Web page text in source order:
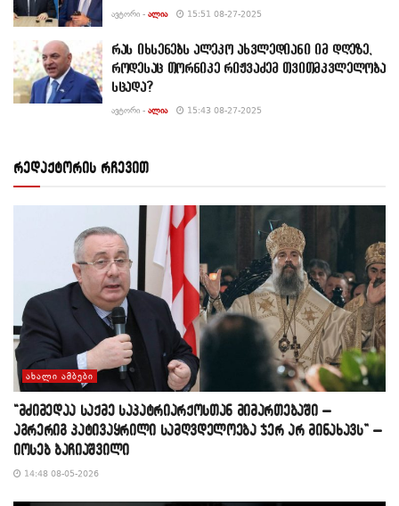
ᲐᲕᲢᲝᲠᲘ - ᲐᲚᲘᲐ 15:51 08-27-2025
რას იხსენებს ალეკო ახვლედიანი იმ დღეზე,
როდესაც თორნიკე რიჟვაძემ თვითმკვლელობა
სცადა?
ᲐᲕᲢᲝᲠᲘ - ᲐᲚᲘᲐ 15:43 08-27-2025
რედაქტორის რჩევით
ᲐᲮᲐᲚᲘ ᲐᲛᲑᲔᲑᲘ
“მძიმედაა საქმე საპატრიარქოსთან მიმართებაში –
აგრერიგ პატივაყრილი სამღვდელოება ჯერ არ მინახავს” –
იოსებ ბაჩიაშვილი
14:48 08-05-2026